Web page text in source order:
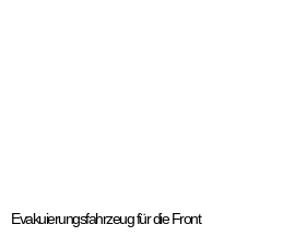
Evakuierungsfahrzeug für die Front